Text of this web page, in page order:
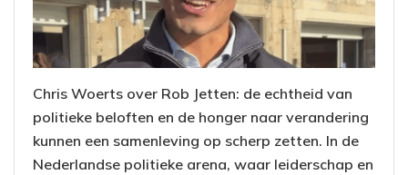
Chris Woerts over Rob Jetten: de echtheid van
politieke beloften en de honger naar verandering
kunnen een samenleving op scherp zetten. In de
Nederlandse politieke arena, waar leiderschap en